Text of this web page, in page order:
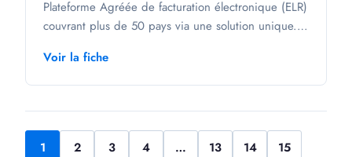
Plateforme Agréée de facturation électronique (ELR)
couvrant plus de 50 pays via une solution unique.
d'activité et propose archivage, contrôles
réglementaires et accès à une base de qualification
s'adresse aux PME, ETI et grandes entreprises.
Voir la fiche
1 2 3 4 … 13 14
15